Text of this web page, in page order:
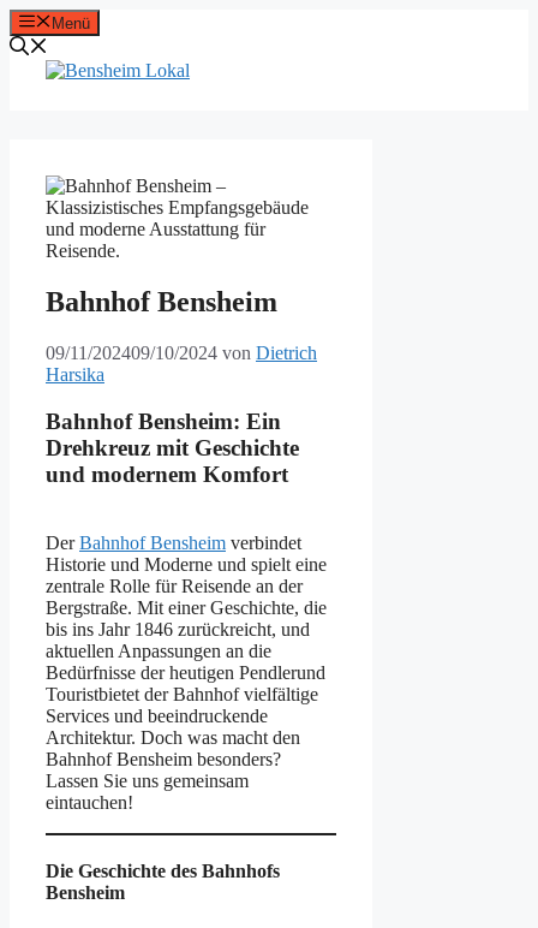
Zum
Inhalt
springen
Menü
Bahnhof Bensheim
09/11/202409/10/2024 von Dietrich
Harsika
Bahnhof Bensheim: Ein
Drehkreuz mit Geschichte
und modernem Komfort
DerBahnhof Bensheim verbindet
Historie und Moderne und spielt eine
zentrale Rolle für Reisende an der
Bergstraße. Mit einer Geschichte, die
bis ins Jahr 1846 zurückreicht, und
aktuellen Anpassungen an die
Bedürfnisse der heutigen Pendlerund
Touristbietet der Bahnhof vielfältige
Services und beeindruckende
Architektur. Doch was macht den
Bahnhof Bensheim besonders?
Lassen Sie uns gemeinsam
eintauchen!
Die Geschichte des Bahnhofs
Bensheim